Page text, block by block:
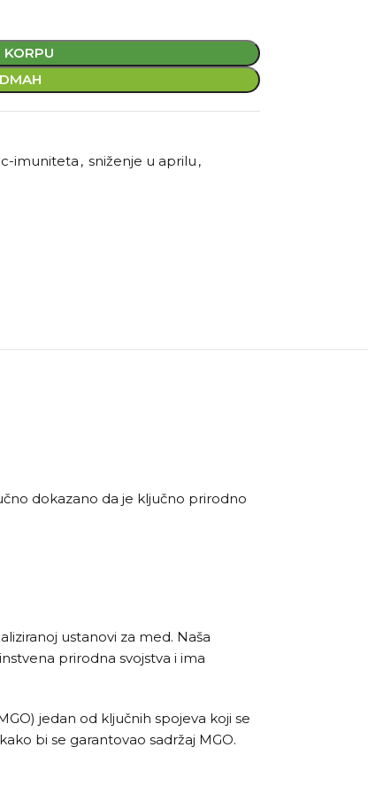
KORPU
imuniteta , sniženje u aprilu ,
dokazano da je ključno prirodno
ustanovi za med. Naša
prirodna svojstva i ima
jedan od ključnih spojeva koji se
bi se garantovao sadržaj MGO.